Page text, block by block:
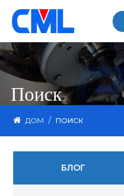
Поиск
ДОМ / ПОИСК
БЛОГ